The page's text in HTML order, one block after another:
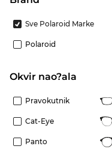
Sve Polaroid Marke
Polaroid
Okvir nao?ala
Pravokutnik
Cat-Eye
Panto